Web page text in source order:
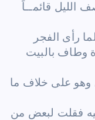
الليل قائمــاً
رأى الفجر
وطاف بالبيت
وهو على خلاف ما
فقلت لبعض من